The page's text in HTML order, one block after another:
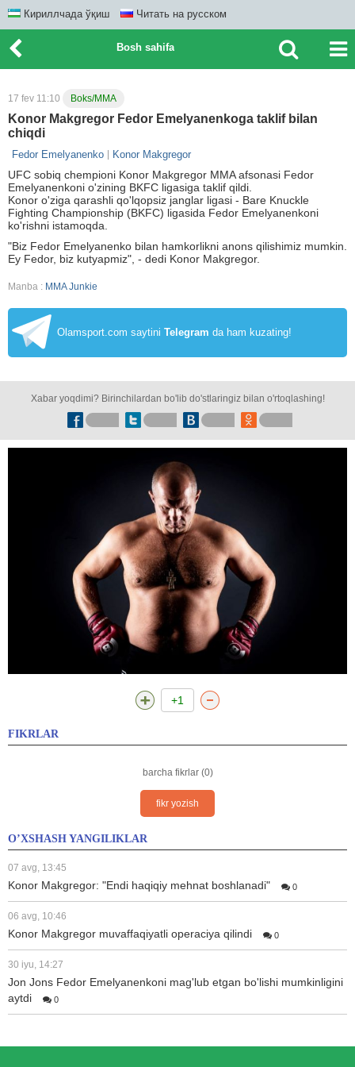
Кириллчада ўқиш Читать на русском
Bosh sahifa
17 fev 11:10 Boks/MMA
Konor Makgregor Fedor Emelyanenkoga taklif bilan
chiqdi
Fedor Emelyanenko Konor Makgregor
UFC sobiq chempioni Konor Makgregor MMA afsonasi Fedor
Emelyanenkoni o'zining BKFC ligasiga taklif qildi.
Konor o'ziga qarashli qo'lqopsiz janglar ligasi - Bare Knuckle
Fighting Championship (BKFC) ligasida Fedor Emelyanenkoni
ko'rishni istamoqda.
"Biz Fedor Emelyanenko bilan hamkorlikni anons qilishimiz mumkin.
Ey Fedor, biz kutyapmiz", - dedi Konor Makgregor.
Manba : MMA Junkie
Olamsport.com saytini Telegram da ham kuzating!
Xabar yoqdimi? Birinchilardan bo'lib do'stlaringiz bilan o'rtoqlashing!
+1
FIKRLAR
barcha fikrlar (0)
fikr yozish
O’XSHASH YANGILIKLAR
07 avg, 13:45
Konor Makgregor: "Endi haqiqiy mehnat boshlanadi" 0
06 avg, 10:46
Konor Makgregor muvaffaqiyatli operaciya qilindi 0
30 iyu, 14:27
Jon Jons Fedor Emelyanenkoni mag'lub etgan bo'lishi mumkinligini
aytdi
0